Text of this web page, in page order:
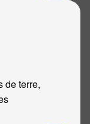
de terre,